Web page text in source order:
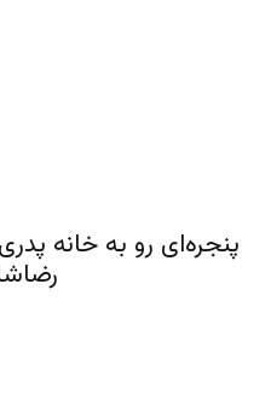
پنجره‌ای رو به خانه
رضاشاه ـ ۱۵